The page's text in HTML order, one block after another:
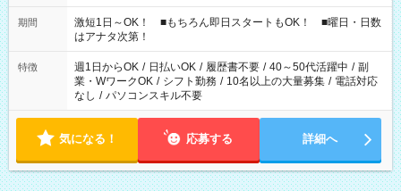
シフトもございます！ お気軽にご相談ください！
期間
激短1日～OK！ ■もちろん即日スタートもOK！ ■曜日・日数
はアナタ次第！
特徴 週1日からOK / 日払いOK / 履歴書不要 / 40～50代活躍中 / 副
業・WワークOK / シフト勤務 / 10名以上の大量募集 / 電話対応
なし / パソコンスキル不要
気になる！ 応募する 詳細へ